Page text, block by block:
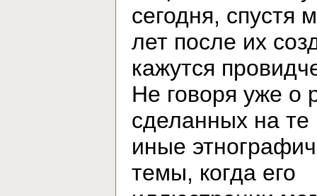
сегодня, спустя
лет после их
кажутся
Не говоря уже о
сделанных на те
иные
темы, когда его